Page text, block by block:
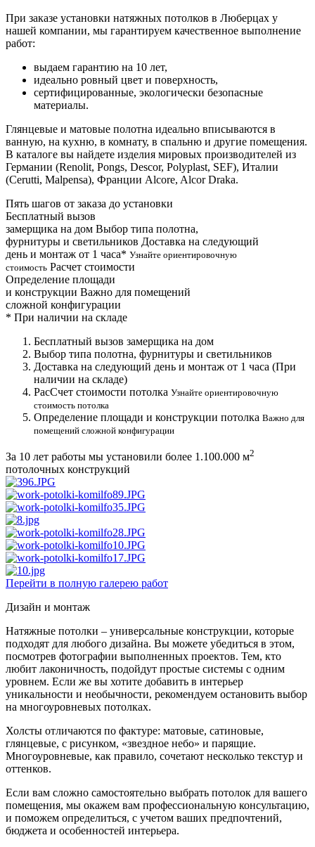
При заказе установки натяжных потолков в Люберцах у
нашей компании, мы гарантируем качественное выполнение
работ:
выдаем гарантию на 10 лет,
идеально ровный цвет и поверхность,
сертифицированные, экологически безопасные
материалы.
Глянцевые и матовые полотна идеально вписываются в
ванную, на кухню, в комнату, в спальню и другие помещения.
В каталоге вы найдете изделия мировых производителей из
Германии (Renolit, Pongs, Descor, Polyplast, SEF), Италии
(Cerutti, Malpensa), Франции Alcore, Alcor Draka.
Пять шагов от заказа до установки
Бесплатный вызов
замерщика на дом Выбор типа полотна,
фурнитуры и светильников Доставка на следующий
день и монтаж от 1 часа* Узнайте ориентировочную
стоимость Расчет стоимости
Определение площади
и конструкции Важно для помещений
сложной конфигурации
* При наличии на складе
Бесплатный вызов замерщика на дом
Выбор типа полотна, фурнитуры и светильников
Доставка на следующий день и монтаж от 1 часа (При
наличии на складе)
РасСчет стоимости потолка Узнайте ориентировочную
стоимость потолка
Определение площади и конструкции потолка Важно для
помещений сложной конфигурации
За 10 лет работы мы установили более 1.100.000 м2
потолочных конструкций
Перейти в полную галерею работ
Дизайн и монтаж
Натяжные потолки – универсальные конструкции, которые
подходят для любого дизайна. Вы можете убедиться в этом,
посмотрев фотографии выполненных проектов. Тем, кто
любит лаконичность, подойдут простые системы с одним
уровнем. Если же вы хотите добавить в интерьер
уникальности и необычности, рекомендуем остановить выбор
на многоуровневых потолках.
Холсты отличаются по фактуре: матовые, сатиновые,
глянцевые, с рисунком, «звездное небо» и парящие.
Многоуровневые, как правило, сочетают несколько текстур и
оттенков.
Если вам сложно самостоятельно выбрать потолок для вашего
помещения, мы окажем вам профессиональную консультацию,
и поможем определиться, с учетом ваших предпочтений,
бюджета и особенностей интерьера.